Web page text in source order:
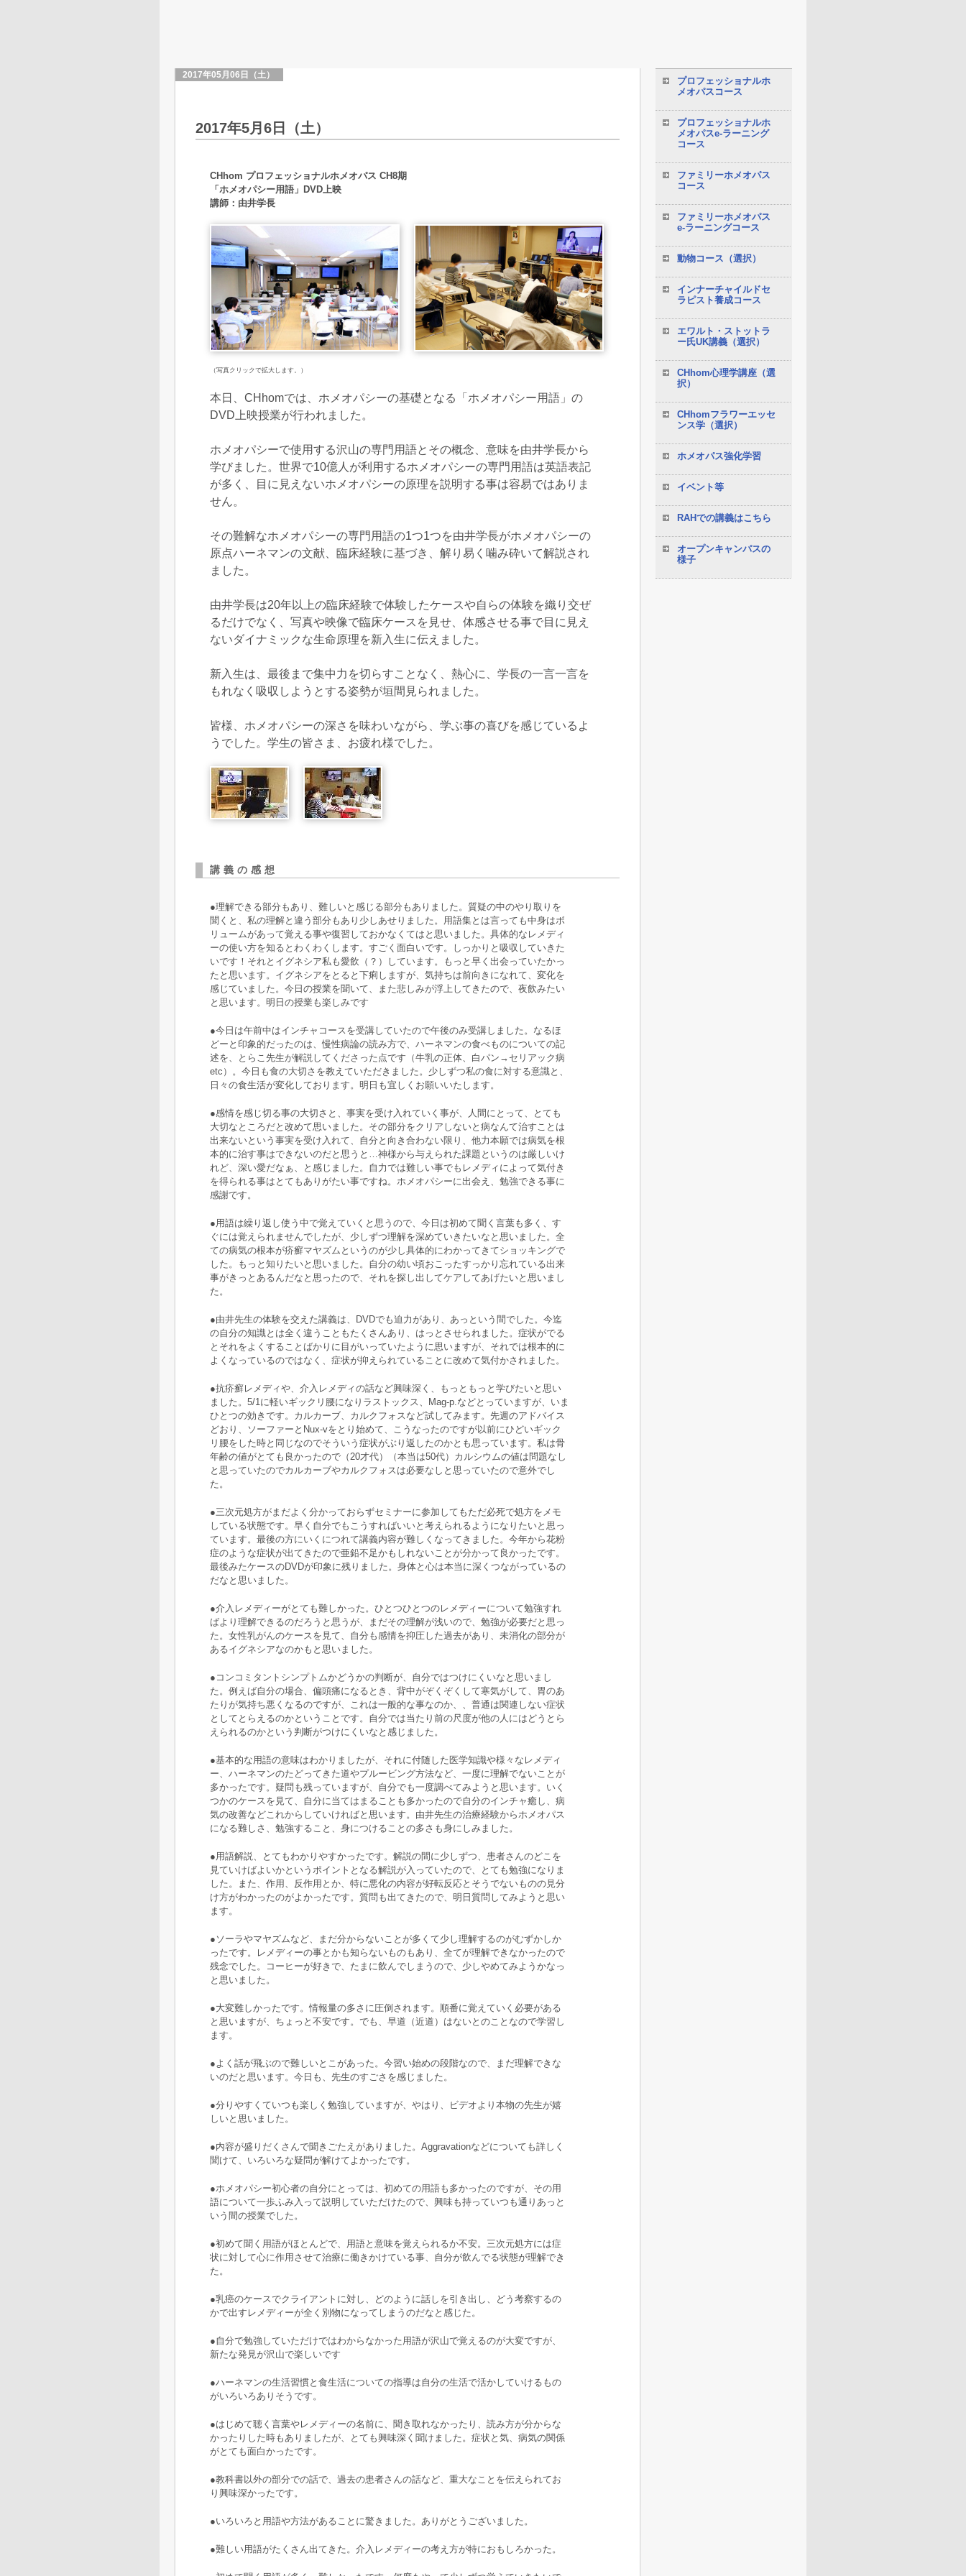
2017年05月06日（土）
2017年5月6日（土）
CHhom プロフェッショナルホメオパス CH8期
「ホメオパシー用語」DVD上映
講師：由井学長
（写真クリックで拡大します。）
本日、CHhomでは、ホメオパシーの基礎となる「ホメオパシー用語」の
DVD上映授業が行われました。
ホメオパシーで使用する沢山の専門用語とその概念、意味を由井学長から
学びました。世界で10億人が利用するホメオパシーの専門用語は英語表記
が多く、目に見えないホメオパシーの原理を説明する事は容易ではありま
せん。
その難解なホメオパシーの専門用語の1つ1つを由井学長がホメオパシーの
原点ハーネマンの文献、臨床経験に基づき、解り易く噛み砕いて解説され
ました。
由井学長は20年以上の臨床経験で体験したケースや自らの体験を織り交ぜ
るだけでなく、写真や映像で臨床ケースを見せ、体感させる事で目に見え
ないダイナミックな生命原理を新入生に伝えました。
新入生は、最後まで集中力を切らすことなく、熱心に、学長の一言一言を
もれなく吸収しようとする姿勢が垣間見られました。
皆様、ホメオパシーの深さを味わいながら、学ぶ事の喜びを感じているよ
うでした。学生の皆さま、お疲れ様でした。
講義の感想
●理解できる部分もあり、難しいと感じる部分もありました。質疑の中のやり取りを
聞くと、私の理解と違う部分もあり少しあせりました。用語集とは言っても中身はボ
リュームがあって覚える事や復習しておかなくてはと思いました。具体的なレメディ
ーの使い方を知るとわくわくします。すごく面白いです。しっかりと吸収していきた
いです！それとイグネシア私も愛飲（？）しています。もっと早く出会っていたかっ
たと思います。イグネシアをとると下痢しますが、気持ちは前向きになれて、変化を
感じていました。今日の授業を聞いて、また悲しみが浮上してきたので、夜飲みたい
と思います。明日の授業も楽しみです
●今日は午前中はインチャコースを受講していたので午後のみ受講しました。なるほ
どーと印象的だったのは、慢性病論の読み方で、ハーネマンの食べものについての記
述を、とらこ先生が解説してくださった点です（牛乳の正体、白パン→セリアック病
etc）。今日も食の大切さを教えていただきました。少しずつ私の食に対する意識と、
日々の食生活が変化しております。明日も宜しくお願いいたします。
●感情を感じ切る事の大切さと、事実を受け入れていく事が、人間にとって、とても
大切なところだと改めて思いました。その部分をクリアしないと病なんて治すことは
出来ないという事実を受け入れて、自分と向き合わない限り、他力本願では病気を根
本的に治す事はできないのだと思うと…神様から与えられた課題というのは厳しいけ
れど、深い愛だなぁ、と感じました。自力では難しい事でもレメディによって気付き
を得られる事はとてもありがたい事ですね。ホメオパシーに出会え、勉強できる事に
感謝です。
●用語は繰り返し使う中で覚えていくと思うので、今日は初めて聞く言葉も多く、す
ぐには覚えられませんでしたが、少しずつ理解を深めていきたいなと思いました。全
ての病気の根本が疥癬マヤズムというのが少し具体的にわかってきてショッキングで
した。もっと知りたいと思いました。自分の幼い頃おこったすっかり忘れている出来
事がきっとあるんだなと思ったので、それを探し出してケアしてあげたいと思いまし
た。
●由井先生の体験を交えた講義は、DVDでも迫力があり、あっという間でした。今迄
の自分の知識とは全く違うこともたくさんあり、はっとさせられました。症状がでる
とそれをよくすることばかりに目がいっていたように思いますが、それでは根本的に
よくなっているのではなく、症状が抑えられていることに改めて気付かされました。
●抗疥癬レメディや、介入レメディの話など興味深く、もっともっと学びたいと思い
ました。5/1に軽いギックリ腰になりラストックス、Mag-p.などとっていますが、いま
ひとつの効きです。カルカーブ、カルクフォスなど試してみます。先週のアドバイス
どおり、ソーファーとNux-vをとり始めて、こうなったのですが以前にひどいギック
リ腰をした時と同じなのでそういう症状がぶり返したのかとも思っています。私は骨
年齢の値がとても良かったので（20才代）（本当は50代）カルシウムの値は問題なし
と思っていたのでカルカーブやカルクフォスは必要なしと思っていたので意外でし
た。
●三次元処方がまだよく分かっておらずセミナーに参加してもただ必死で処方をメモ
している状態です。早く自分でもこうすればいいと考えられるようになりたいと思っ
ています。最後の方にいくにつれて講義内容が難しくなってきました。今年から花粉
症のような症状が出てきたので亜鉛不足かもしれないことが分かって良かったです。
最後みたケースのDVDが印象に残りました。身体と心は本当に深くつながっているの
だなと思いました。
●介入レメディーがとても難しかった。ひとつひとつのレメディーについて勉強すれ
ばより理解できるのだろうと思うが、まだその理解が浅いので、勉強が必要だと思っ
た。女性乳がんのケースを見て、自分も感情を抑圧した過去があり、未消化の部分が
あるイグネシアなのかもと思いました。
●コンコミタントシンプトムかどうかの判断が、自分ではつけにくいなと思いまし
た。例えば自分の場合、偏頭痛になるとき、背中がぞくぞくして寒気がして、胃のあ
たりが気持ち悪くなるのですが、これは一般的な事なのか、、普通は関連しない症状
としてとらえるのかということです。自分では当たり前の尺度が他の人にはどうとら
えられるのかという判断がつけにくいなと感じました。
●基本的な用語の意味はわかりましたが、それに付随した医学知識や様々なレメディ
ー、ハーネマンのたどってきた道やプルービング方法など、一度に理解でないことが
多かったです。疑問も残っていますが、自分でも一度調べてみようと思います。いく
つかのケースを見て、自分に当てはまることも多かったので自分のインチャ癒し、病
気の改善などこれからしていければと思います。由井先生の治療経験からホメオパス
になる難しさ、勉強すること、身につけることの多さも身にしみました。
●用語解説、とてもわかりやすかったです。解説の間に少しずつ、患者さんのどこを
見ていけばよいかというポイントとなる解説が入っていたので、とても勉強になりま
した。また、作用、反作用とか、特に悪化の内容が好転反応とそうでないものの見分
け方がわかったのがよかったです。質問も出てきたので、明日質問してみようと思い
ます。
●ソーラやマヤズムなど、まだ分からないことが多くて少し理解するのがむずかしか
ったです。レメディーの事とかも知らないものもあり、全てが理解できなかったので
残念でした。コーヒーが好きで、たまに飲んでしまうので、少しやめてみようかなっ
と思いました。
●大変難しかったです。情報量の多さに圧倒されます。順番に覚えていく必要がある
と思いますが、ちょっと不安です。でも、早道（近道）はないとのことなので学習し
ます。
●よく話が飛ぶので難しいとこがあった。今習い始めの段階なので、まだ理解できな
いのだと思います。今日も、先生のすごさを感じました。
●分りやすくていつも楽しく勉強していますが、やはり、ビデオより本物の先生が嬉
しいと思いました。
●内容が盛りだくさんで聞きごたえがありました。Aggravationなどについても詳しく
聞けて、いろいろな疑問が解けてよかったです。
●ホメオパシー初心者の自分にとっては、初めての用語も多かったのですが、その用
語について一歩ふみ入って説明していただけたので、興味も持っていつも通りあっと
いう間の授業でした。
●初めて聞く用語がほとんどで、用語と意味を覚えられるか不安。三次元処方には症
状に対して心に作用させて治療に働きかけている事、自分が飲んでる状態が理解でき
た。
●乳癌のケースでクライアントに対し、どのように話しを引き出し、どう考察するの
かで出すレメディーが全く別物になってしまうのだなと感じた。
●自分で勉強していただけではわからなかった用語が沢山で覚えるのが大変ですが、
新たな発見が沢山で楽しいです
●ハーネマンの生活習慣と食生活についての指導は自分の生活で活かしていけるもの
がいろいろありそうです。
●はじめて聴く言葉やレメディーの名前に、聞き取れなかったり、読み方が分からな
かったりした時もありましたが、とても興味深く聞けました。症状と気、病気の関係
がとても面白かったです。
●教科書以外の部分での話で、過去の患者さんの話など、重大なことを伝えられてお
り興味深かったです。
●いろいろと用語や方法があることに驚きました。ありがとうございました。
●難しい用語がたくさん出てきた。介入レメディーの考え方が特におもしろかった。
プロフェッショナルホ
メオパスコース
プロフェッショナルホ
メオパスe-ラーニング
コース
ファミリーホメオパス
コース
ファミリーホメオパス
e-ラーニングコース
動物コース（選択）
インナーチャイルドセ
ラピスト養成コース
エワルト・ストットラ
ー氏UK講義（選択）
CHhom心理学講座（選
択）
CHhomフラワーエッセ
ンス学（選択）
ホメオパス強化学習
イベント等
RAHでの講義はこちら
オープンキャンパスの
様子